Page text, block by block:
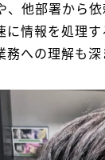
他部署から
情報を処理
への理解も